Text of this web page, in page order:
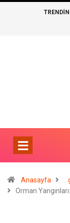
Anasayfa
Orman